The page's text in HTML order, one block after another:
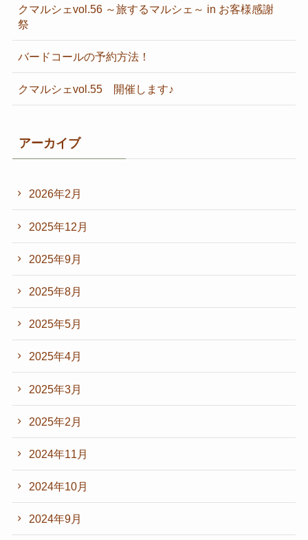
クマルシェvol.56 ～旅するマルシェ～ in お客様感謝
祭
バードコールの予約方法！
クマルシェvol.55 開催します♪
アーカイブ
2026年2月
2025年12月
2025年9月
2025年8月
2025年5月
2025年4月
2025年3月
2025年2月
2024年11月
2024年10月
2024年9月